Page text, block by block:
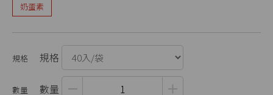
奶蛋素
規格
數量